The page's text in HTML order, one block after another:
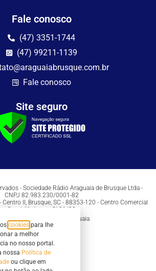
Fale conosco
(47) 3351-1744
(47) 99211-1139
Fale conosco
Site seguro
- Sociedade Rádio Araguaia de Brusque Ltda -
CNPJ 82.983.230/0001-82
II, Brusque, SC - 88353-120 - Centro Comercial
Geschäftshaus - Sl 21/22
© 2026 | Rádio Araguaia
cookies para lhe
a melhor
no nosso portal.
nossa Política de
ou clique em